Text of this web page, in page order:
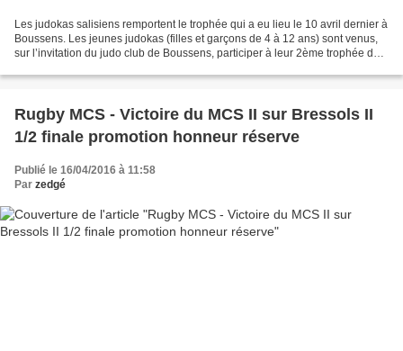
Les judokas salisiens remportent le trophée qui a eu lieu le 10 avril dernier à
Boussens. Les jeunes judokas (filles et garçons de 4 à 12 ans) sont venus,
sur l’invitation du judo club de Boussens, participer à leur 2ème trophée de
Rugby MCS - Victoire du MCS II sur Bressols II
1/2 finale promotion honneur réserve
Publié le 16/04/2016 à 11:58
Par zedgé